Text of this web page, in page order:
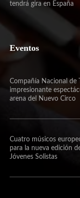
tendrá gira en España
Eventos
Compañía Nacional de
impresionante
arena del Nuevo Circo
Cuatro músicos
para la nueva edición
Jóvenes Solistas